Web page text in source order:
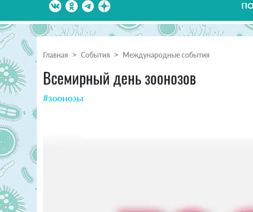
Главная События Международные события
Всемирный день зоонозов
#зоонозы